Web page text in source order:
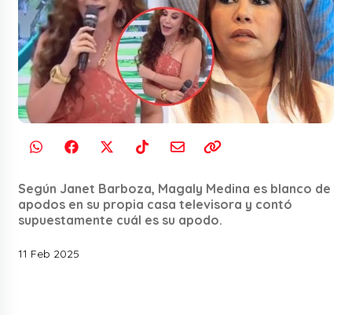
Según Janet Barboza, Magaly Medina es blanco de
apodos en su propia casa televisora y contó
supuestamente cuál es su apodo.
11 Feb 2025